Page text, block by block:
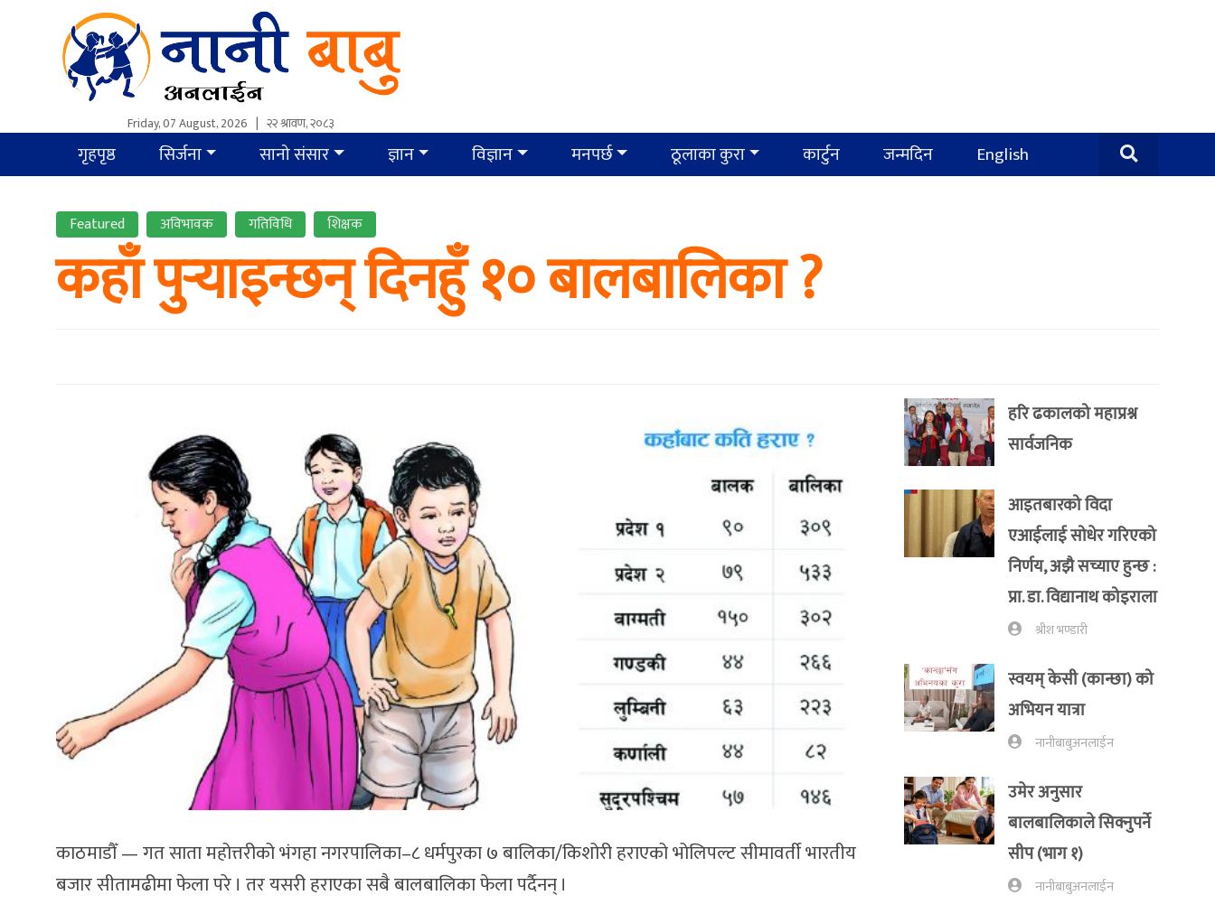
Friday, 07 August, 2026 | २२ श्रावण, २०८३
गृहपृष्ठ सिर्जना सानो संसार ज्ञान विज्ञान मनपर्छ ठूलाका कुरा कार्टुन जन्मदिन English
Featured अविभावक गतिविधि शिक्षक
कहाँ पुर्‍याइन्छन् दिनहुँ १० बालबालिका ?
काठमाडौँ — गत साता महोत्तरीको भंगहा नगरपालिका–८ धर्मपुरका ७ बालिका/किशोरी हराएको भोलिपल्ट सीमावर्ती भारतीय
बजार सीतामढीमा फेला परे । तर यसरी हराएका सबै बालबालिका फेला पर्दैनन् ।
हरि ढकालको महाप्रश्न
सार्वजनिक
आइतबारको विदा
एआईलाई सोधेर गरिएको
निर्णय, अझै सच्याए हुन्छ :
प्रा‍. डा. विद्यानाथ कोइराला
श्रीश भण्डारी
स्वयम् केसी (कान्छा) को
अभियन यात्रा
नानीबाबुअनलाईन
उमेर अनुसार
बालबालिकाले सिक्नुपर्ने
सीप (भाग १)
नानीबाबुअनलाईन